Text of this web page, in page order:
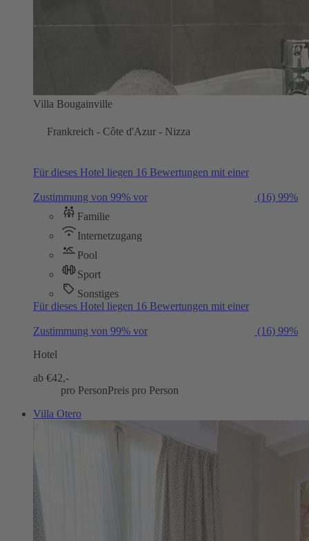
Villa Bougainville
Frankreich - Côte d'Azur - Nizza
Für dieses Hotel liegen 16 Bewertungen mit einer
Zustimmung von 99% vor (16) 99%
Familie
Internetzugang
Pool
Sport
Sonstiges
Für dieses Hotel liegen 16 Bewertungen mit einer
Zustimmung von 99% vor (16) 99%
Hotel
ab €42,-
pro PersonPreis pro Person
Villa Otero